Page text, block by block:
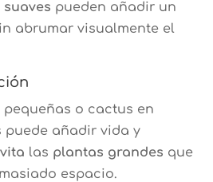
pueden añadir un
abrumar visualmente el
o cactus en
puede añadir vida y
las plantas grandes que
espacio.